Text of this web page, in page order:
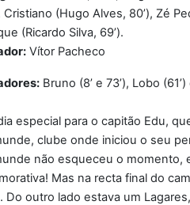
Cristiano (Hugo Alves, 80’), Zé
(Ricardo Silva, 69’).
Vítor Pacheco
Bruno (8’ e 73’), Lobo
especial para o capitão Edu,
clube onde iniciou o seu
não esqueceu o momento,
Mas na recta final do
Do outro lado estava um